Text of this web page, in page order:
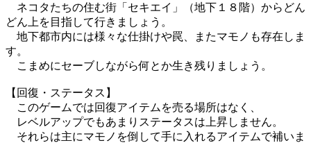
ネコタたちの住む街「セキエイ」（地下１８階）からどん
どん上を目指して行きましょう。
地下都市内には様々な仕掛けや罠、またマモノも存在しま
す。
こまめにセーブしながら何とか生き残りましょう。
【回復・ステータス】
このゲームでは回復アイテムを売る場所はなく、
レベルアップでもあまりステータスは上昇しません。
それらは主にマモノを倒して手に入れるアイテムで補いま